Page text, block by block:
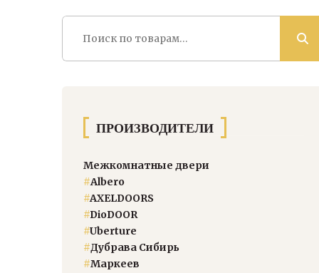
Искать:
ПРОИЗВОДИТЕЛИ
Межкомнатные двери
#Albero
#AXELDOORS
#DioDOOR
#Uberture
#Дубрава Сибирь
#Маркеев